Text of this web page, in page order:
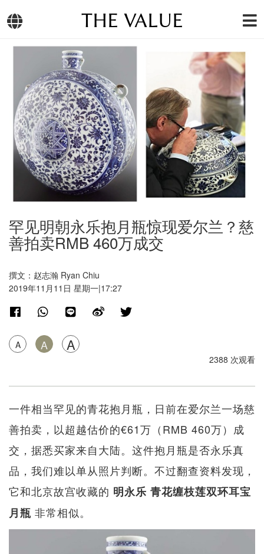
THE VALUE
罕见明朝永乐抱月瓶惊现爱尔兰？慈
善拍卖RMB 460万成交
撰文：赵志瀚 Ryan Chiu
2019年11月11日 星期一|17:27
A A A
2388 次观看
一件相当罕见的青花抱月瓶，日前在爱尔兰一场慈
善拍卖，以超越估价的€61万（RMB 460万）成
交，据悉买家来自大陆。这件抱月瓶是否永乐真
品，我们难以单从照片判断。不过翻查资料发现，
它和北京故宫收藏的 明永乐 青花缠枝莲双环耳宝
月瓶 非常相似。